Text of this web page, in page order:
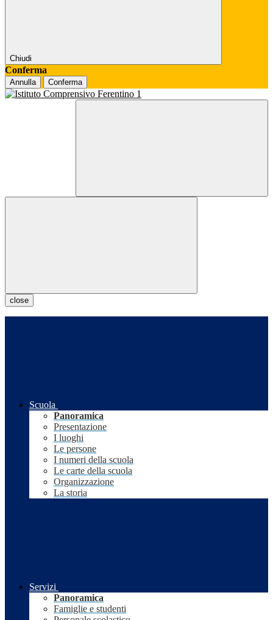
Chiudi
Conferma
Annulla Conferma
close
Scuola
Panoramica
Presentazione
I luoghi
Le persone
I numeri della scuola
Le carte della scuola
Organizzazione
La storia
Servizi
Panoramica
Famiglie e studenti